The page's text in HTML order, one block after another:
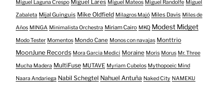
Miguel Laguna Crespo Miguel Lares Miguel Mateos Miguel Randolfe Miguel
Zabaleta Mijal Guinguis Mike Oldfield Milagros Majó Miles Davis Miles de
Años MINGA Minimalista Orchestra Miriam Cairo MKQ Modest Midget
Modo Tester Momentos Mondo Cane Monos con navajas Monttrio
MoonJune Records Mora Garcia Medici Moraine Moris Morus Mr. Three
Mucha Madera MultiFuse MUTAVE Myriam Cubelos Mythopoeic Mind
Naara Andariega Nabil Schegtel Nahuel Antuña Naked City NAMEKU